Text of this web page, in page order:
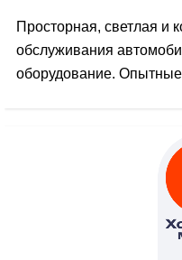
Просторная, светлая и
обслуживания
оборудование.